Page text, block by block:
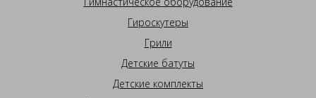
Гироскутеры
Грили
Детские батуты
Детские комплекты